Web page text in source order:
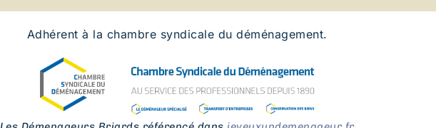
Adhérent à la chambre syndicale du déménagement.